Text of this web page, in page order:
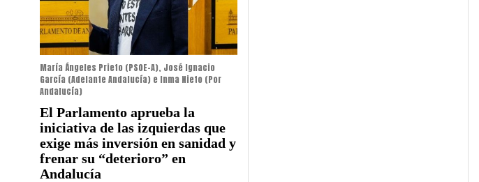
María Ángeles Prieto (PSOE-A), José Ignacio
García (Adelante Andalucía) e Inma Nieto (Por
Andalucía)
El Parlamento aprueba la
iniciativa de las izquierdas que
exige más inversión en sanidad y
frenar su “deterioro” en
Andalucía